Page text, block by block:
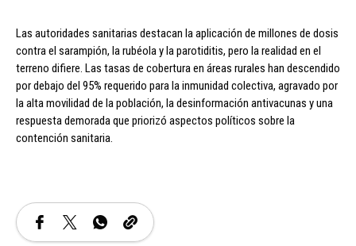
Las autoridades sanitarias destacan la aplicación de millones de dosis
contra el sarampión, la rubéola y la parotiditis, pero la realidad en el
terreno difiere. Las tasas de cobertura en áreas rurales han descendido
por debajo del 95% requerido para la inmunidad colectiva, agravado por
la alta movilidad de la población, la desinformación antivacunas y una
respuesta demorada que priorizó aspectos políticos sobre la
contención sanitaria.